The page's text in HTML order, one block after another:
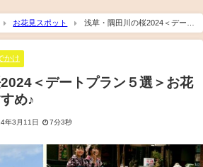
お花見スポット
浅草・隅田川の桜2024＜デート
おすすめ♪
かけ
＜デートプラン５選＞お花
め♪
年3月11日 7分3秒